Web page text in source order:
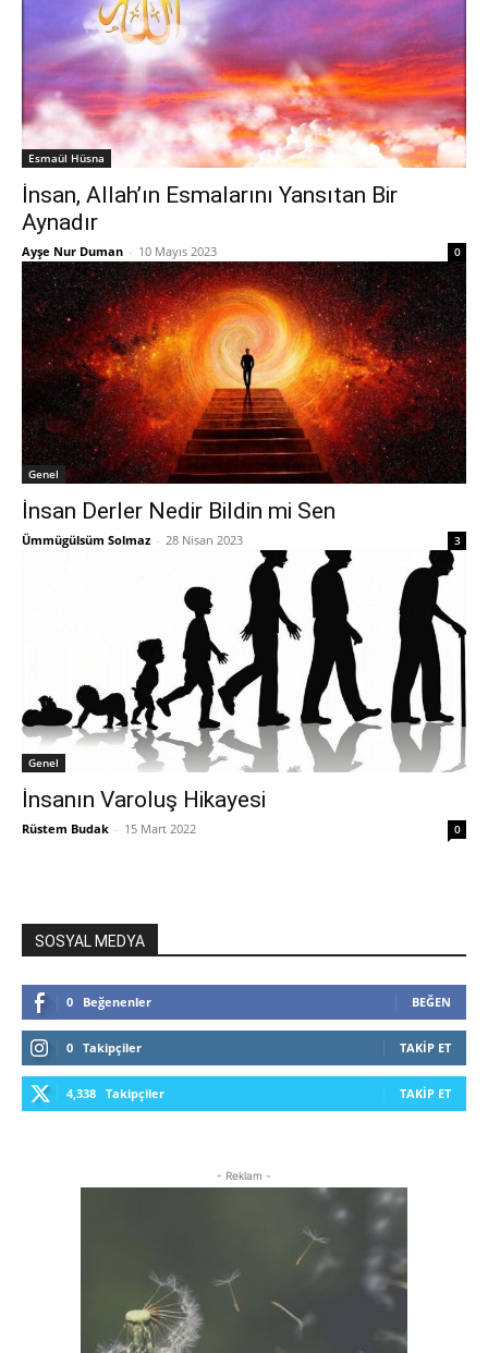
Esmaül Hüsna
İnsan, Allah’ın Esmalarını Yansıtan Bir
Aynadır
Ayşe Nur Duman - 10 Mayıs 2023 0
Genel
İnsan Derler Nedir Bildin mi Sen
Ümmügülsüm Solmaz - 28 Nisan 2023 3
Genel
İnsanın Varoluş Hikayesi
Rüstem Budak - 15 Mart 2022 0
SOSYAL MEDYA
0 Beğenenler BEĞEN
0 Takipçiler TAKIP ET
4,338 Takipçiler TAKIP ET
- Reklam -